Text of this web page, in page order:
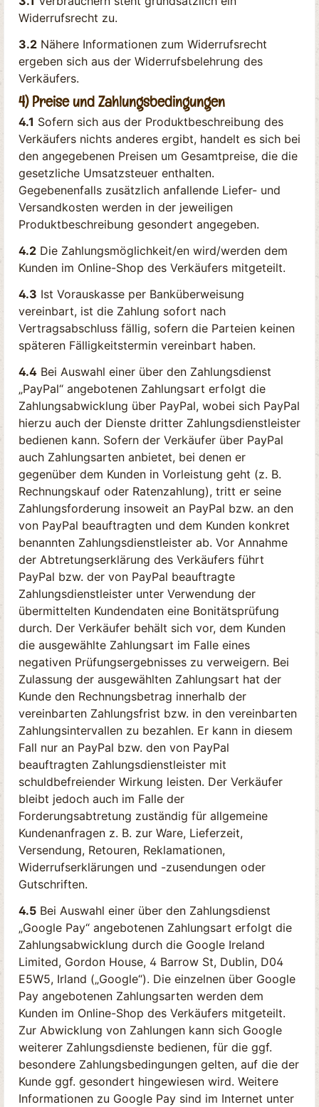
Widerrufsrecht zu.
3.2 Nähere Informationen zum Widerrufsrecht
ergeben sich aus der Widerrufsbelehrung des
Verkäufers.
4) Preise und Zahlungsbedingungen
4.1 Sofern sich aus der Produktbeschreibung des
Verkäufers nichts anderes ergibt, handelt es sich bei
den angegebenen Preisen um Gesamtpreise, die die
gesetzliche Umsatzsteuer enthalten.
Gegebenenfalls zusätzlich anfallende Liefer- und
Versandkosten werden in der jeweiligen
Produktbeschreibung gesondert angegeben.
4.2 Die Zahlungsmöglichkeit/en wird/werden dem
Kunden im Online-Shop des Verkäufers mitgeteilt.
4.3 Ist Vorauskasse per Banküberweisung
vereinbart, ist die Zahlung sofort nach
Vertragsabschluss fällig, sofern die Parteien keinen
späteren Fälligkeitstermin vereinbart haben.
4.4 Bei Auswahl einer über den Zahlungsdienst
„PayPal“ angebotenen Zahlungsart erfolgt die
Zahlungsabwicklung über PayPal, wobei sich PayPal
hierzu auch der Dienste dritter Zahlungsdienstleister
bedienen kann. Sofern der Verkäufer über PayPal
auch Zahlungsarten anbietet, bei denen er
gegenüber dem Kunden in Vorleistung geht (z. B.
Rechnungskauf oder Ratenzahlung), tritt er seine
Zahlungsforderung insoweit an PayPal bzw. an den
von PayPal beauftragten und dem Kunden konkret
benannten Zahlungsdienstleister ab. Vor Annahme
der Abtretungserklärung des Verkäufers führt
PayPal bzw. der von PayPal beauftragte
Zahlungsdienstleister unter Verwendung der
übermittelten Kundendaten eine Bonitätsprüfung
durch. Der Verkäufer behält sich vor, dem Kunden
die ausgewählte Zahlungsart im Falle eines
negativen Prüfungsergebnisses zu verweigern. Bei
Zulassung der ausgewählten Zahlungsart hat der
Kunde den Rechnungsbetrag innerhalb der
vereinbarten Zahlungsfrist bzw. in den vereinbarten
Zahlungsintervallen zu bezahlen. Er kann in diesem
Fall nur an PayPal bzw. den von PayPal
beauftragten Zahlungsdienstleister mit
schuldbefreiender Wirkung leisten. Der Verkäufer
bleibt jedoch auch im Falle der
Forderungsabtretung zuständig für allgemeine
Kundenanfragen z. B. zur Ware, Lieferzeit,
Versendung, Retouren, Reklamationen,
Widerrufserklärungen und -zusendungen oder
Gutschriften.
4.5 Bei Auswahl einer über den Zahlungsdienst
„Google Pay“ angebotenen Zahlungsart erfolgt die
Zahlungsabwicklung durch die Google Ireland
Limited, Gordon House, 4 Barrow St, Dublin, D04
E5W5, Irland („Google“). Die einzelnen über Google
Pay angebotenen Zahlungsarten werden dem
Kunden im Online-Shop des Verkäufers mitgeteilt.
Zur Abwicklung von Zahlungen kann sich Google
weiterer Zahlungsdienste bedienen, für die ggf.
besondere Zahlungsbedingungen gelten, auf die der
Kunde ggf. gesondert hingewiesen wird. Weitere
Informationen zu Google Pay sind im Internet unter